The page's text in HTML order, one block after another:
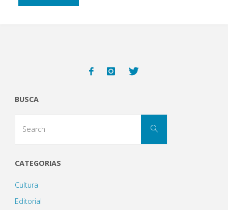
BUSCA
Search
CATEGORIAS
Cultura
Editorial